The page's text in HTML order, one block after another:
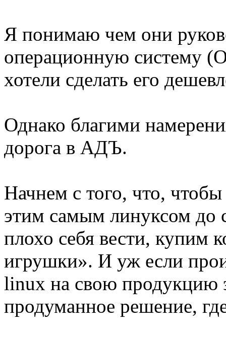
Я понимаю чем они
операционную систему
хотели сделать его
Однако благими
дорога в АДЪ.
Начнем с того, что,
этим самым линуксом до
плохо себя вести, купим
игрушки». И уж если
linux на свою продукцию
продуманное решение,